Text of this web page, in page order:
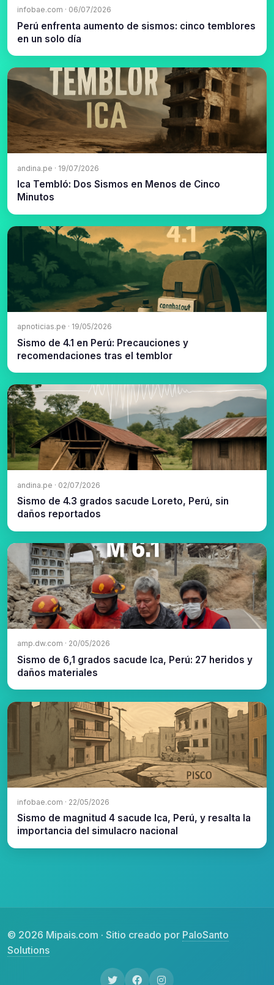
infobae.com · 06/07/2026
Perú enfrenta aumento de sismos: cinco temblores
en un solo día
andina.pe · 19/07/2026
Ica Tembló: Dos Sismos en Menos de Cinco
Minutos
apnoticias.pe · 19/05/2026
Sismo de 4.1 en Perú: Precauciones y
recomendaciones tras el temblor
andina.pe · 02/07/2026
Sismo de 4.3 grados sacude Loreto, Perú, sin
daños reportados
amp.dw.com · 20/05/2026
Sismo de 6,1 grados sacude Ica, Perú: 27 heridos y
daños materiales
infobae.com · 22/05/2026
Sismo de magnitud 4 sacude Ica, Perú, y resalta la
importancia del simulacro nacional
© 2026 Mipais.com · Sitio creado por PaloSanto
Solutions